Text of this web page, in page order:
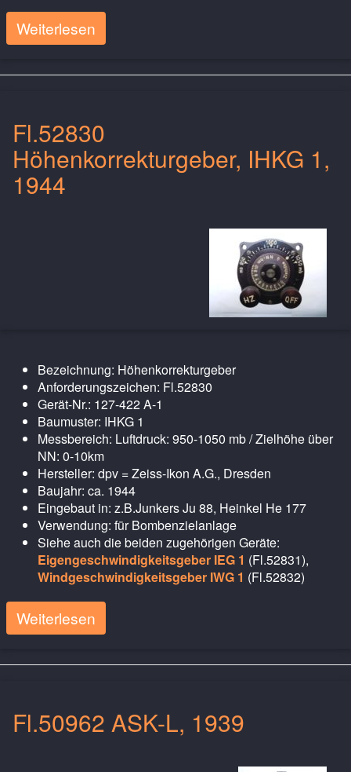
Weiterlesen
Fl.52830
Höhenkorrekturgeber, IHKG 1,
1944
Bezeichnung: Höhenkorrekturgeber
Anforderungszeichen: Fl.52830
Gerät-Nr.: 127-422 A-1
Baumuster: IHKG 1
Messbereich: Luftdruck: 950-1050 mb / Zielhöhe über
NN: 0-10km
Hersteller: dpv = Zeiss-Ikon A.G., Dresden
Baujahr: ca. 1944
Eingebaut in: z.B.Junkers Ju 88, Heinkel He 177
Verwendung: für Bombenzielanlage
Siehe auch die beiden zugehörigen Geräte:
Eigengeschwindigkeitsgeber IEG 1 (Fl.52831),
Windgeschwindigkeitsgeber IWG 1 (Fl.52832)
Weiterlesen
Fl.50962 ASK-L, 1939